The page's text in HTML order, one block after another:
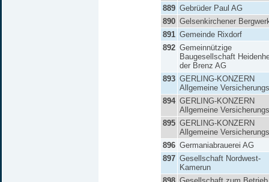
889 Gebrüder Paul AG
890 Gelsenkirchener
891 Gemeinde Rixdorf
892 Gemeinnützige
Baugesellschaft
der Brenz AG
893 GERLING-KONZERN
Allgemeine
894 GERLING-KONZERN
Allgemeine
895 GERLING-KONZERN
Allgemeine
896 Germaniabrauerei AG
897 Gesellschaft Nordwest-
Kamerun